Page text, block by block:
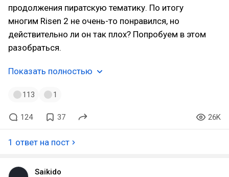
продолжения пиратскую тематику. По итогу
многим Risen 2 не очень-то понравился, но
действительно ли он так плох? Попробуем в этом
разобраться.
Показать полностью
113 1
124 37 26K
1 ответ на пост
Saikido